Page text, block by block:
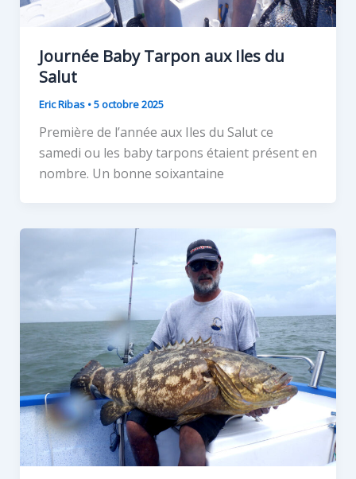
Journée Baby Tarpon aux Iles du
Salut
Eric Ribas •5 octobre 2025
Première de l’année aux Iles du Salut ce
samedi ou les baby tarpons étaient présent en
nombre. Un bonne soixantaine